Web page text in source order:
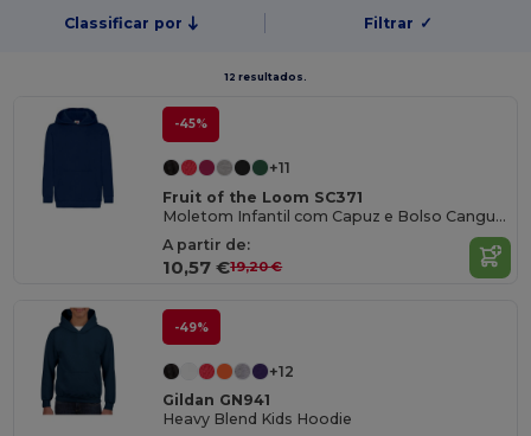
Classificar por Filtrar ✓
12 resultados.
-45%
+11
Fruit of the Loom SC371
Moletom Infantil com Capuz e Bolso Canguru
A partir de:
10,57 €19,20 €
-49%
+12
Gildan GN941
Heavy Blend Kids Hoodie